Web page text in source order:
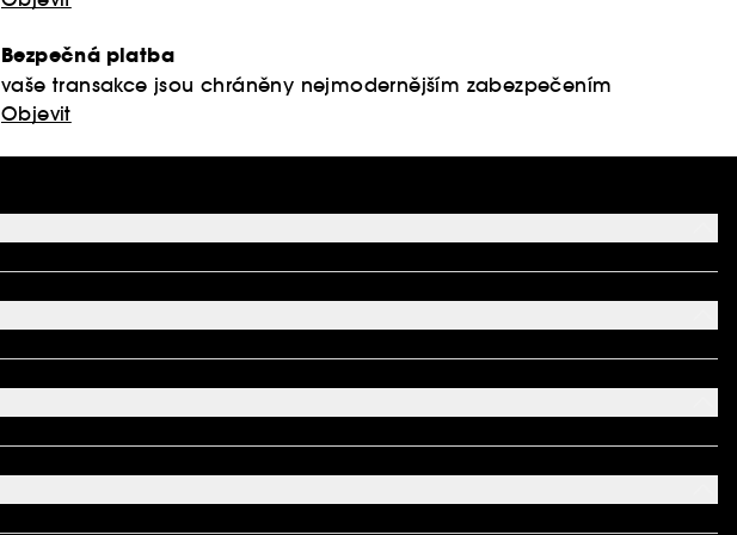
Bezpečná platba
vaše transakce jsou chráněny nejmodernějším zabezpečením
Objevit